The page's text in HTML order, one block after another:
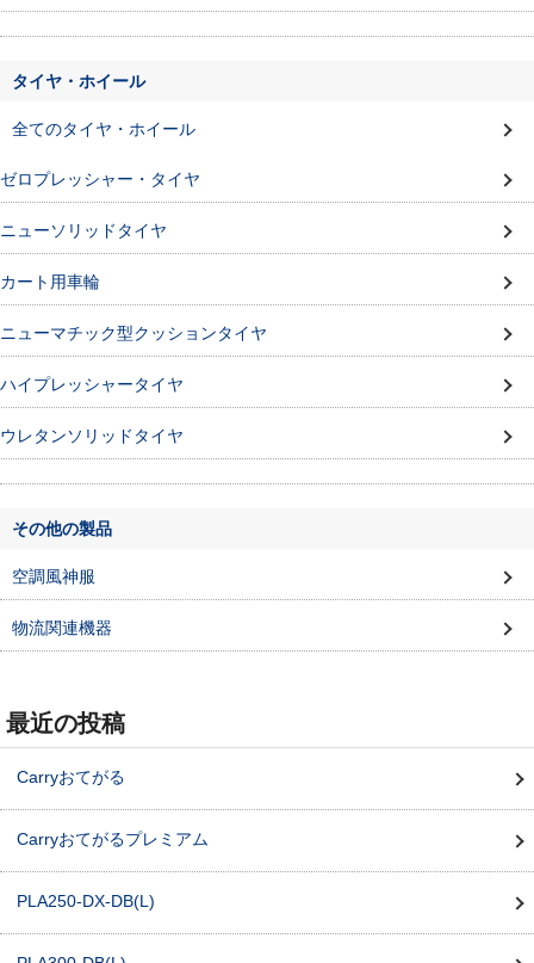
タイヤ・ホイール
全てのタイヤ・ホイール
ゼロプレッシャー・タイヤ
ニューソリッドタイヤ
カート用車輪
ニューマチック型クッションタイヤ
ハイプレッシャータイヤ
ウレタンソリッドタイヤ
その他の製品
空調風神服
物流関連機器
最近の投稿
Carryおてがる
Carryおてがるプレミアム
PLA250-DX-DB(L)